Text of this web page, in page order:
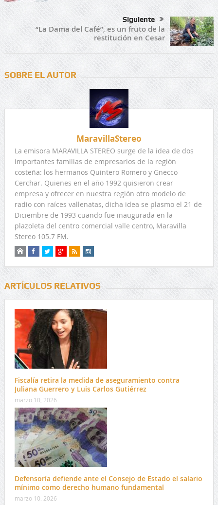
Siguiente
“La Dama del Café”, es un fruto de la
restitución en Cesar
SOBRE EL AUTOR
MaravillaStereo
La emisora MARAVILLA STEREO surge de la idea de dos
importantes familias de empresarios de la región
costeña: los hermanos Quintero Romero y Gnecco
Cerchar. Quienes en el año 1992 quisieron crear
empresa y ofrecer en nuestra región otro modelo de
radio con raíces vallenatas, dicha idea se plasmo el 21 de
Diciembre de 1993 cuando fue inaugurada en la
plazoleta del centro comercial valle centro, Maravilla
Stereo 105.7 FM.
ARTÍCULOS RELATIVOS
Fiscalía retira la medida de aseguramiento contra
Juliana Guerrero y Luis Carlos Gutiérrez
marzo 10, 2026
Defensoría defiende ante el Consejo de Estado el salario
mínimo como derecho humano fundamental
marzo 10, 2026